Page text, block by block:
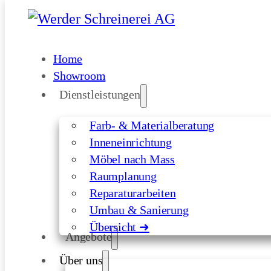
Skip to main content Skip to footer
Home
Showroom
Dienstleistungen
Farb- & Materialberatung
Inneneinrichtung
Möbel nach Mass
Raumplanung
Reparaturarbeiten
Umbau & Sanierung
Übersicht ➜
Angebote
Über uns